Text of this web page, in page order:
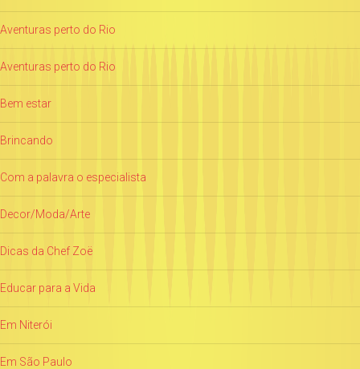
Aventuras perto do Rio
Aventuras perto do Rio
Bem estar
Brincando
Com a palavra o especialista
Decor/Moda/Arte
Dicas da Chef Zoë
Educar para a Vida
Em Niterói
Em São Paulo